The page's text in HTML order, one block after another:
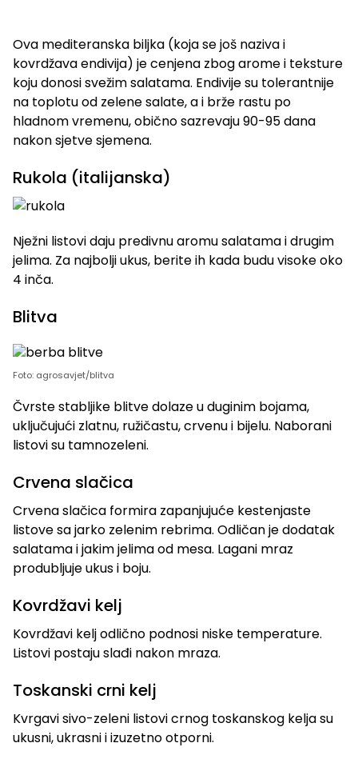
Ova mediteranska biljka (koja se još naziva i
kovrdžava endivija) ​​je cenjena zbog arome i teksture
koju donosi svežim salatama. Endivije su tolerantnije
na toplotu od zelene salate, a i brže rastu po
hladnom vremenu, obično sazrevaju 90-95 dana
nakon sjetve sjemena.
Rukola (italijanska)
Nježni listovi daju predivnu aromu salatama i drugim
jelima. Za najbolji ukus, berite ih kada budu visoke oko
4 inča.
Blitva
Foto: agrosavjet/blitva
Čvrste stabljike blitve dolaze u duginim bojama,
uključujući zlatnu, ružičastu, crvenu i bijelu. Naborani
listovi su tamnozeleni.
Crvena slačica
Crvena slačica formira zapanjujuće kestenjaste
listove sa jarko zelenim rebrima. Odličan je dodatak
salatama i jakim jelima od mesa. Lagani mraz
produbljuje ukus i boju.
Kovrdžavi kelj
Kovrdžavi kelj odlično podnosi niske temperature.
Listovi postaju slađi nakon mraza.
Toskanski crni kelj
Kvrgavi sivo-zeleni listovi crnog toskanskog kelja su
ukusni, ukrasni i izuzetno otporni.